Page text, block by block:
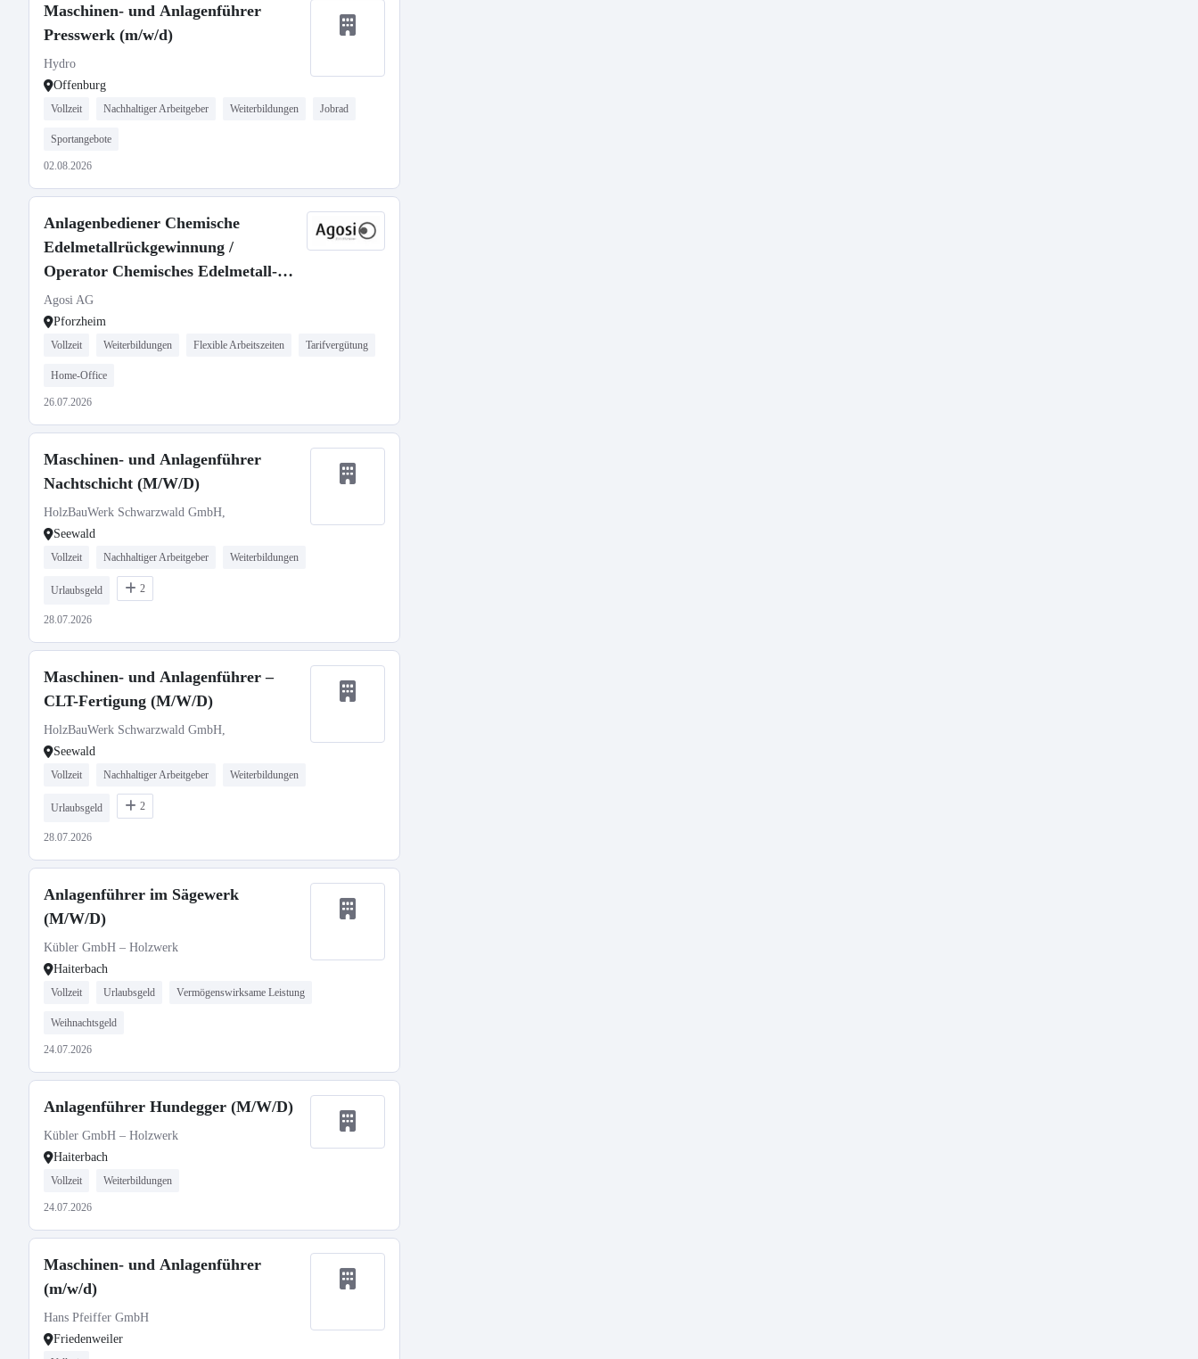
Maschinen- und Anlagenführer
Presswerk (m/w/d)
Hydro
Offenburg
Vollzeit Nachhaltiger Arbeitgeber Weiterbildungen Jobrad
Sportangebote
02.08.2026
Anlagenbediener Chemische
Edelmetallrückgewinnung /
Operator Chemisches Edelmetall-
Refining (m/w/d)
Agosi AG
Pforzheim
Vollzeit Weiterbildungen Flexible Arbeitszeiten Tarifvergütung
Home-Office
26.07.2026
Maschinen- und Anlagenführer
Nachtschicht (M/W/D)
HolzBauWerk Schwarzwald GmbH,
Seewald
Vollzeit Nachhaltiger Arbeitgeber Weiterbildungen
Urlaubsgeld 2
28.07.2026
Maschinen- und Anlagenführer –
CLT-Fertigung (M/W/D)
HolzBauWerk Schwarzwald GmbH,
Seewald
Vollzeit Nachhaltiger Arbeitgeber Weiterbildungen
Urlaubsgeld 2
28.07.2026
Anlagenführer im Sägewerk
(M/W/D)
Kübler GmbH – Holzwerk
Haiterbach
Vollzeit Urlaubsgeld Vermögenswirksame Leistung
Weihnachtsgeld
24.07.2026
Anlagenführer Hundegger (M/W/D)
Kübler GmbH – Holzwerk
Haiterbach
Vollzeit Weiterbildungen
24.07.2026
Maschinen- und Anlagenführer
(m/w/d)
Hans Pfeiffer GmbH
Friedenweiler